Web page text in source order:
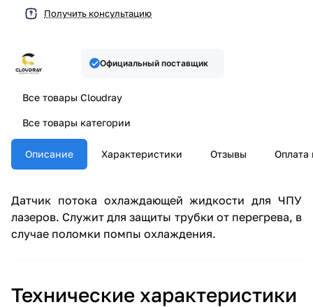
Получить консультацию
Официальный поставщик
Все товары Cloudray
Все товары категории
Описание Характеристики Отзывы Оплата
Датчик потока охлаждающей жидкости для ЧПУ
лазеров. Служит для защиты трубки от перегрева, в
случае поломки помпы охлаждения.
Технические характеристики